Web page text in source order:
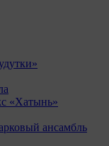
«Хатынь»
ансамбль